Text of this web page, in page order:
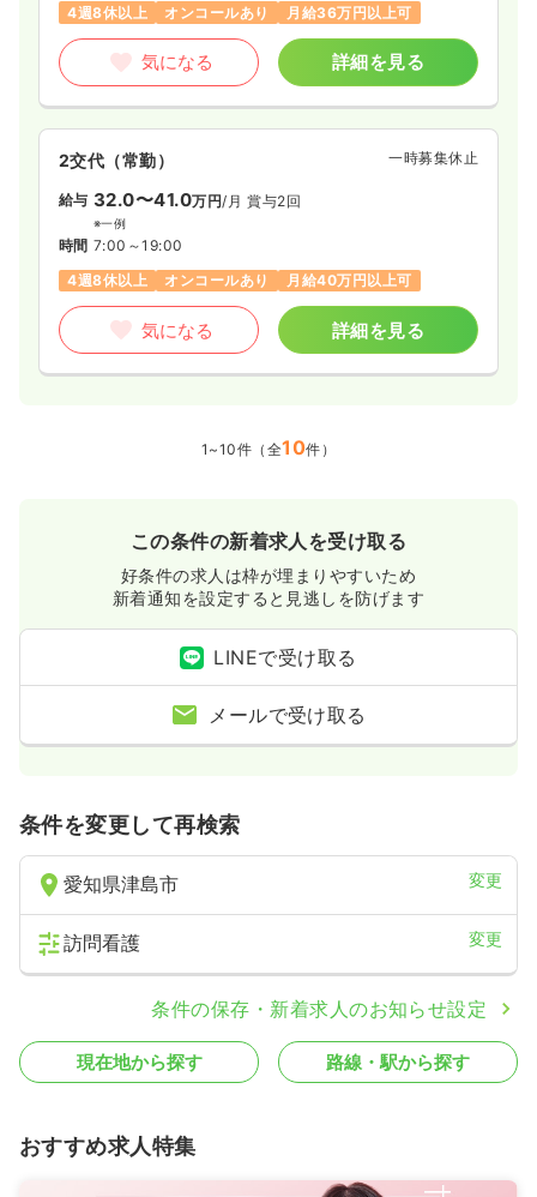
4週8休以上
オンコールあり 月給36万円以上可
気になる 詳細を見る
2交代（常勤） 一時募集休止
給与 32.0〜41.0万円/月 賞与2回
※一例
時間 7:00～19:00
4週8休以上
オンコールあり 月給40万円以上可
気になる 詳細を見る
1~10件（全10件）
この条件の新着求人を受け取る
好条件の求人は枠が埋まりやすいため
新着通知を設定すると見逃しを防げます
LINEで受け取る
メールで受け取る
条件を変更して再検索
愛知県津島市 変更
訪問看護 変更
条件の保存・新着求人のお知らせ設定
現在地から探す 路線・駅から探す
おすすめ求人特集